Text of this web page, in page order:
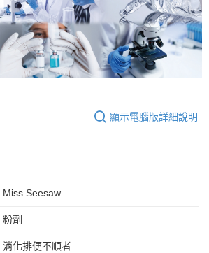
顯示電腦版詳細說明
Miss Seesaw
粉劑
消化排便不順者